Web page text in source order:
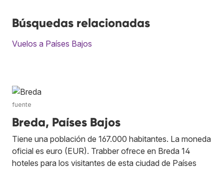
Búsquedas relacionadas
Vuelos a Países Bajos
fuente
Breda, Países Bajos
Tiene una población de 167.000 habitantes. La moneda
oficial es euro (EUR). Trabber ofrece en Breda 14
hoteles para los visitantes de esta ciudad de Países